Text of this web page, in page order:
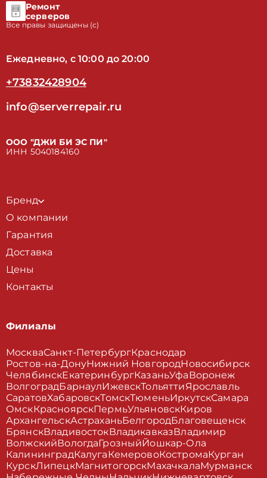
Ремонт
серверов
Все правы защищены (с)
Ежедневно, с 10:00 до 20:00
+73832428904
info@serverrepair.ru
ООО "ДЖИ БИ ЭС ПИ"
ИНН 5040184160
Бренд
О компании
Гарантия
Доставка
Цены
Контакты
Филиалы
МоскваСанкт-ПетербургКраснодар
Ростов-на-ДонуНижний НовгородНовосибирск
ЧелябинскЕкатеринбургКазаньУфаВоронеж
ВолгоградБарнаулИжевскТольяттиЯрославль
СаратовХабаровскТомскТюменьИркутскСамара
ОмскКрасноярскПермьУльяновскКиров
АрхангельскАстраханьБелгородБлаговещенск
БрянскВладивостокВладикавказВладимир
ВолжскийВологдаГрозныйЙошкар-Ола
КалининградКалугаКемеровоКостромаКурган
КурскЛипецкМагнитогорскМахачкалаМурманск